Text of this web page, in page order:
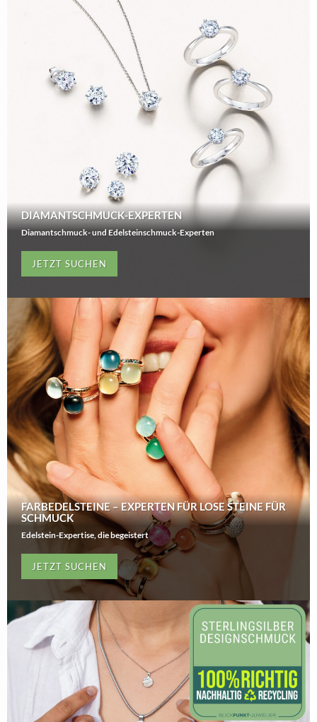
DIAMANTSCHMUCK-EXPERTEN
Diamantschmuck- und Edelsteinschmuck-Experten
JETZT SUCHEN
FARBEDELSTEINE – EXPERTEN FÜR LOSE STEINE FÜR
SCHMUCK
Edelstein-Expertise, die begeistert
JETZT SUCHEN